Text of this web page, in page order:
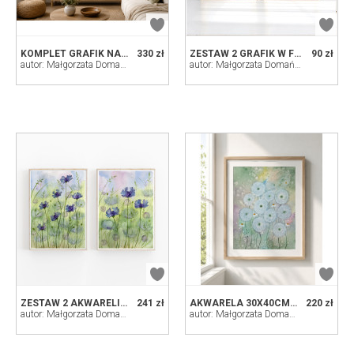
330 zł
KOMPLET GRAFIK NA ŚCIANĘ.
autor: Małgorzata Domańska ART
90 zł
ZESTAW 2 GRAFIK W FORMACIE A3
autor: Małgorzata Domańska ART
241 zł
ZESTAW 2 AKWARELI A4. CHABRY
autor: Małgorzata Domańska ART
220 zł
AKWARELA 30X40CM. DMUCHAWCE
autor: Małgorzata Domańska ART